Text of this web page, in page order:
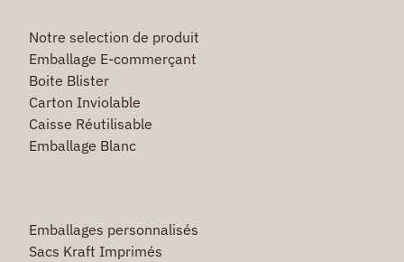
Notre selection de produit
Emballage E-commerçant
Boite Blister
Carton Inviolable
Caisse Réutilisable
Emballage Blanc
Emballages personnalisés
Sacs Kraft Imprimés